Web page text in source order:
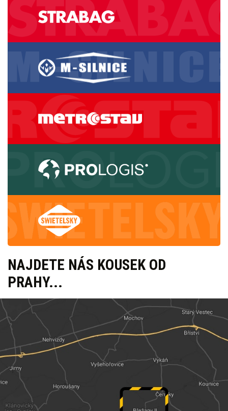
NAJDETE NÁS KOUSEK OD
PRAHY...